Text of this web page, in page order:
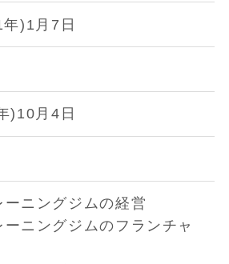
)1月7日
)10月4日
ニングジムの経営
ニングジムのフランチャ